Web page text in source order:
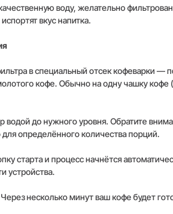
воду, желательно
вкус напитка.
в специальный отсек кофеварки —
кофе. Обычно на одну чашку кофе
водой до нужного уровня. Обратите
определённого количества порций.
старта и процесс начнётся
устройства.
несколько минут ваш кофе будет